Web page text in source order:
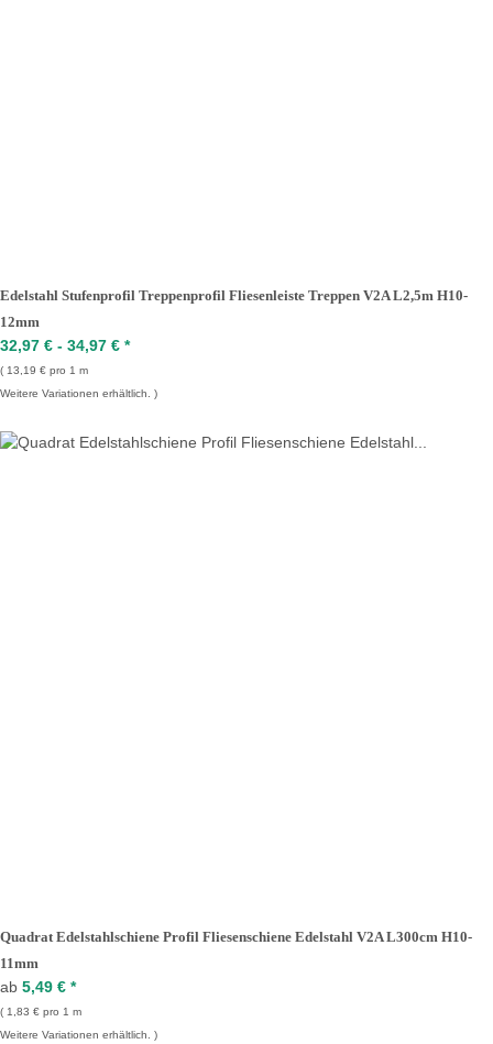
Edelstahl Stufenprofil Treppenprofil Fliesenleiste Treppen V2A L2,5m H10-
12mm
32,97 € - 34,97 € *
13,19 € pro 1 m
Weitere Variationen erhältlich.
Quadrat Edelstahlschiene Profil Fliesenschiene Edelstahl V2A L300cm H10-
11mm
ab 5,49 € *
1,83 € pro 1 m
Weitere Variationen erhältlich.